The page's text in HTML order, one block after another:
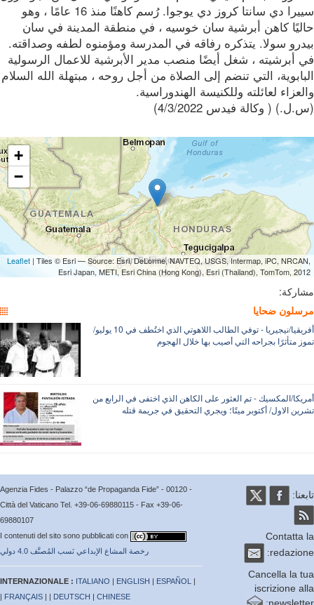
سييرا دي سانتا كروز دي يوجوا. رُسم كاهنًا منذ 16 عامًا ، وهو
كاهن أبرشية سان خوسيه ، في منطقة المدينة في سان
سولا. يتذكره رفاقه في المدرسة ومؤمنوه لطفه وصداقته.
أبرشيته ، شغل أيضًا منصب مدير الأبرشية للاعمال الرسولية
التي تنضم إلى الصلاة من أجل روحه ، مبتهلة الله السلام
لعائلته وللكنيسة الهندوراسية.
( وكالة فيدس 4/3/2022)
+
−
Leaflet| Tiles © Esri — Source: Esri, DeLorme, NAVTEQ, USGS, Intermap, iPC,
Esri Japan, METI, Esri China (Hong Kong), Esri (Thailand), TomTom,
ضحايا
أفريقيا/نيجيريا - توفي الطالب اللاهوتي الذي اختُطف في 10 يوليو/
متأثرًا بجراحه التي أصيب بها خلال الهجوم
المكسيك - تم العثور على الكاهن الذي اختفى في الرابع من
الاول/ أكتوبر ميتًا؛ ويجري التحقيق في جريمة قتله
Agenzia Fides - Palazzo “de Propaganda Fide” - 00120 -
Città del Vaticano Tel. +39-06-69880115 - Fax +39-06-
69880107
I contenuti del sito sono pubblicati con
رخصة المشاع الإبداعي نَسب المُصنَّف 4.0 دولي
INTERNAZIONALE :ITALIANO|ENGLISH|ESPAÑOL
FRANÇAIS
| |DEUTSCH| CHINESE
|
Cancella la
iscrizione